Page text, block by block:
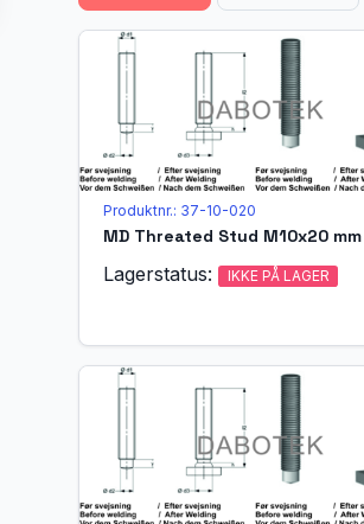
Produktnr.: 37-10-020
Lagerstatus: IKKE PÅ LAGER